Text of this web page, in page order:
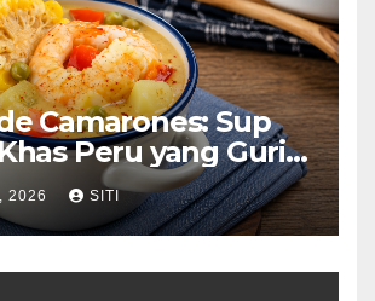
Camarones: Sup
Peru yang Gurih
2026 SITI